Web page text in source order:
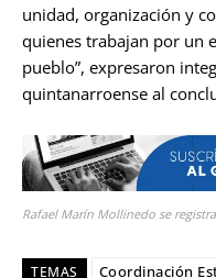
unidad, organización y
quienes trabajan por un
pueblo”, expresaron
quintanarroense al
Rafael Marín Mollinedo se
TEMAS Coordinación